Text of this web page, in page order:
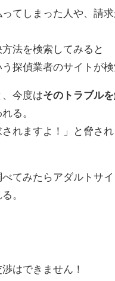
てしまった人や、請
法を検索してみると
探偵業者のサイトが検
今度はそのトラブル
る。
されますよ！」と脅さ
てみたらアダルトサ
。
はできません！